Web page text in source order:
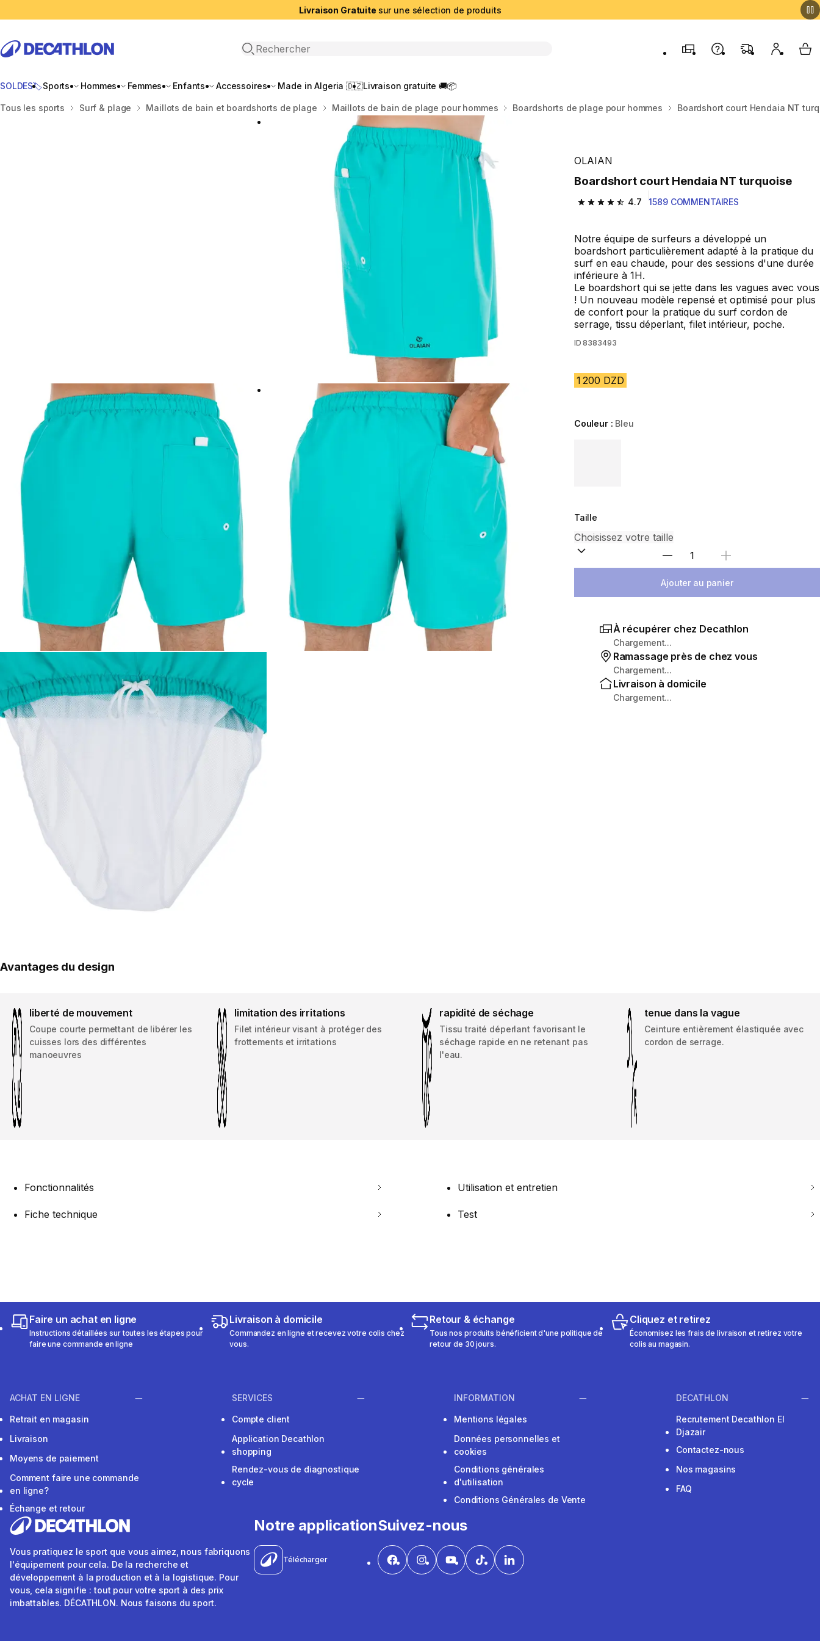
Livraison Gratuite sur une sélection de produits
Recherche ouverte
MagasinsContactez-nous
FAQ Mon My
SOLDES🏷️Sports Hommes Femmes Enfants Accessoires Made in Algeria 🇩🇿Livraison gratuite 🚚📦
Accueil
Tous les sports Surf & plage Maillots de bain et boardshorts de plage Maillots de bain de plage pour hommes Boardshorts de plage pour hommes Boardshort court Hendaia NT
OLAIAN
Boardshort court Hendaia NT turquoise
4.7
4.7 out of 5 stars from 1589 reviews
1589 COMMENTAIRES
Notre équipe de surfeurs a développé un
boardshort particulièrement adapté à la pratique du
surf en eau chaude, pour des sessions d'une durée
inférieure à 1H.
Le boardshort qui se jette dans les vagues avec vous
! Un nouveau modèle repensé et optimisé pour plus
de confort pour la pratique du surf cordon de
serrage, tissu déperlant, filet intérieur, poche.
ID 8383493
1 200 DZD
Couleur : Bleu
Taille
Sélectionnez la quantité
Ajouter au panier
À récupérer chez Decathlon
Chargement...
Ramassage près de chez vous
Chargement...
Livraison à domicile
Chargement...
Avantages du design
liberté de mouvement
Coupe courte permettant de libérer les
cuisses lors des différentes
manoeuvres
limitation des irritations
Filet intérieur visant à protéger des
frottements et irritations
rapidité de séchage
Tissu traité déperlant favorisant le
séchage rapide en ne retenant pas
l'eau.
tenue dans la vague
Ceinture entièrement élastiquée avec
cordon de serrage.
Fonctionnalités Utilisation et entretien
Fiche technique Test
Faire un achat en ligne
Instructions détaillées sur toutes les étapes pour
faire une commande en ligne
Livraison à domicile
Commandez en ligne et recevez votre colis chez
vous.
Retour & échange
Tous nos produits bénéficient d'une politique de
retour de 30 jours.
Cliquez et retirez
Économisez les frais de livraison et retirez votre
colis au magasin.
ACHAT EN LIGNE
Retrait en magasin
Livraison
Moyens de paiement
Comment faire une commande
en ligne?
Échange et retour
SERVICES
Compte client
Application Decathlon
shopping
Rendez-vous de diagnostique
cycle
INFORMATION
Mentions légales
Données personnelles et
cookies
Conditions générales
d'utilisation
Conditions Générales de Vente
DECATHLON
Recrutement Decathlon El
Djazair
Contactez-nous
Nos magasins
FAQ
Vous pratiquez le sport que vous aimez, nous fabriquons
l'équipement pour cela. De la recherche et
développement à la production et à la logistique. Pour
vous, cela signifie : tout pour votre sport à des prix
imbattables. DÉCATHLON. Nous faisons du sport.
Notre application
Télécharger
Suivez-nous